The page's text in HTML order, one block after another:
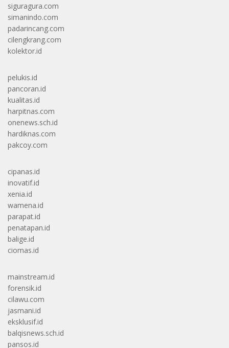
siguragura.com
simanindo.com
padarincang.com
cilengkrang.com
kolektor.id
pelukis.id
pancoran.id
kualitas.id
harpitnas.com
onenews.sch.id
hardiknas.com
pakcoy.com
cipanas.id
inovatif.id
xenia.id
wamena.id
parapat.id
penatapan.id
balige.id
ciomas.id
mainstream.id
forensik.id
cilawu.com
jasmani.id
eksklusif.id
balqisnews.sch.id
pansos.id